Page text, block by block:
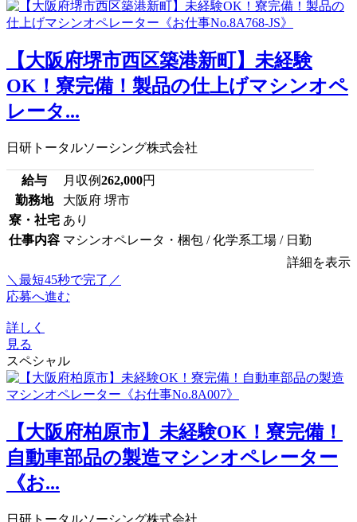
【大阪府堺市西区築港新町】未経験
OK！寮完備！製品の仕上げマシンオペ
レータ...
日研トータルソーシング株式会社
給与 月収例262,000円
勤務地
大阪府 堺市
寮・社宅 あり
仕事内容 マシンオペレータ・梱包 / 化学系工場 / 日勤
詳細を表示
＼最短45秒で完了／
応募へ進む
詳しく
見る
スペシャル
【大阪府柏原市】未経験OK！寮完備！
自動車部品の製造マシンオペレーター
《お...
日研トータルソーシング株式会社